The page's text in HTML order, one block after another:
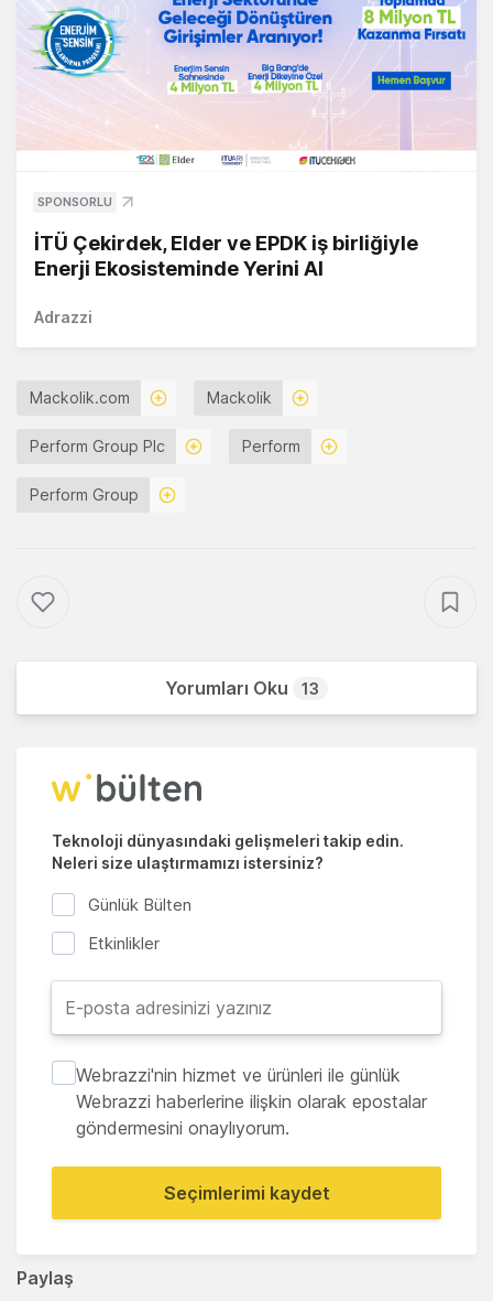
Paylaş
SPONSORLU
İTÜ Çekirdek, Elder ve EPDK iş birliğiyle
Enerji Ekosisteminde Yerini Al
Adrazzi
Mackolik.com Mackolik
Perform Group Plc Perform
Perform Group
Yorumları Oku 13
Teknoloji dünyasındaki gelişmeleri takip edin.
Neleri size ulaştırmamızı istersiniz?
Günlük Bülten
Etkinlikler
Webrazzi'nin hizmet ve ürünleri ile günlük
Webrazzi haberlerine ilişkin olarak epostalar
göndermesini onaylıyorum.
Seçimlerimi kaydet